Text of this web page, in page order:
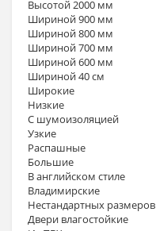
Высотой 2000 мм
Шириной 900 мм
Шириной 800 мм
Шириной 700 мм
Шириной 600 мм
Шириной 40 см
Широкие
Низкие
С шумоизоляцией
Узкие
Распашные
Большие
В английском стиле
Владимирские
Нестандартных размеров
Двери влагостойкие